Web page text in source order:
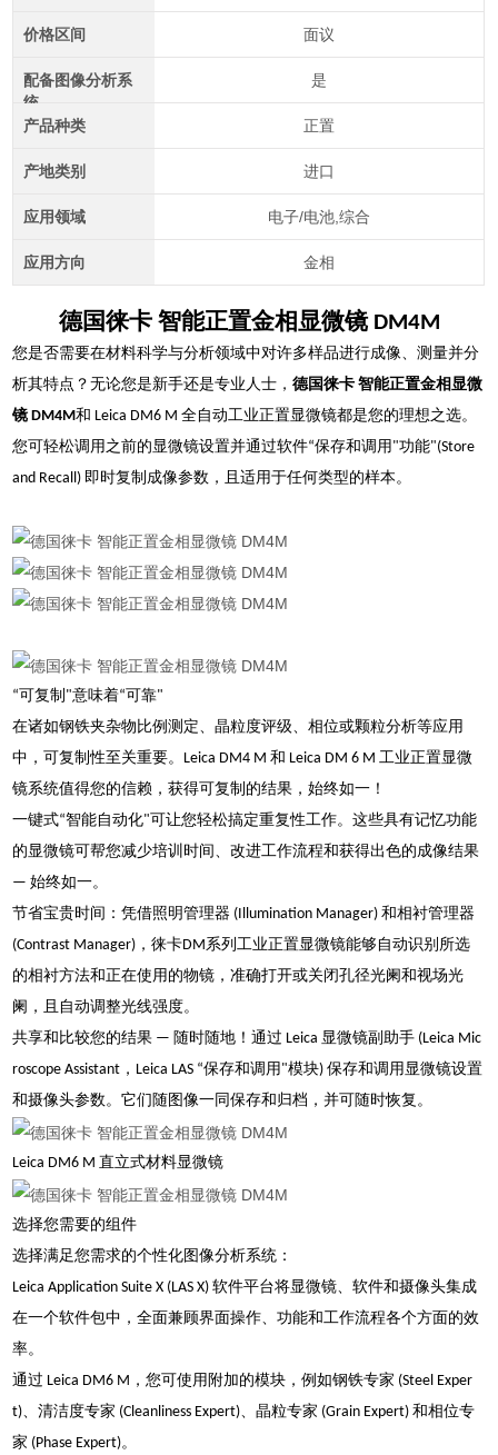
价格区间 面议
配备图像分析系
统
是
产品种类 正置
产地类别 进口
应用领域 电子/电池,综合
应用方向 金相
德国徕卡 智能正置金相显微镜 DM4M
您是否需要在材料科学与分析领域中对许多样品进行成像、测量并分
析其特点？无论您是新手还是专业人士，德国徕卡 智能正置金相显微
镜 DM4M和 Leica DM6 M 全自动工业正置显微镜都是您的理想之选。
您可轻松调用之前的显微镜设置并通过软件“保存和调用"功能"(Store
and Recall) 即时复制成像参数，且适用于任何类型的样本。
“可复制"意味着“可靠"
在诸如钢铁夹杂物比例测定、晶粒度评级、相位或颗粒分析等应用
中，可复制性至关重要。Leica DM4 M 和 Leica DM 6 M 工业正置显微
镜系统值得您的信赖，获得可复制的结果，始终如一！
一键式“智能自动化"可让您轻松搞定重复性工作。这些具有记忆功能
的显微镜可帮您减少培训时间、改进工作流程和获得出色的成像结果
— 始终如一。
节省宝贵时间：凭借照明管理器 (Illumination Manager) 和相衬管理器
(Contrast Manager)，徕卡DM系列工业正置显微镜能够自动识别所选
的相衬方法和正在使用的物镜，准确打开或关闭孔径光阑和视场光
阑，且自动调整光线强度。
共享和比较您的结果 — 随时随地！通过 Leica 显微镜副助手 (Leica Mic
roscope Assistant，Leica LAS “保存和调用"模块) 保存和调用显微镜设置
和摄像头参数。它们随图像一同保存和归档，并可随时恢复。
Leica DM6 M 直立式材料显微镜
选择您需要的组件
选择满足您需求的个性化图像分析系统：
Leica Application Suite X (LAS X) 软件平台将显微镜、软件和摄像头集成
在一个软件包中，全面兼顾界面操作、功能和工作流程各个方面的效
率。
通过 Leica DM6 M，您可使用附加的模块，例如钢铁专家 (Steel Exper
t)、清洁度专家 (Cleanliness Expert)、晶粒专家 (Grain Expert) 和相位专
家 (Phase Expert)。